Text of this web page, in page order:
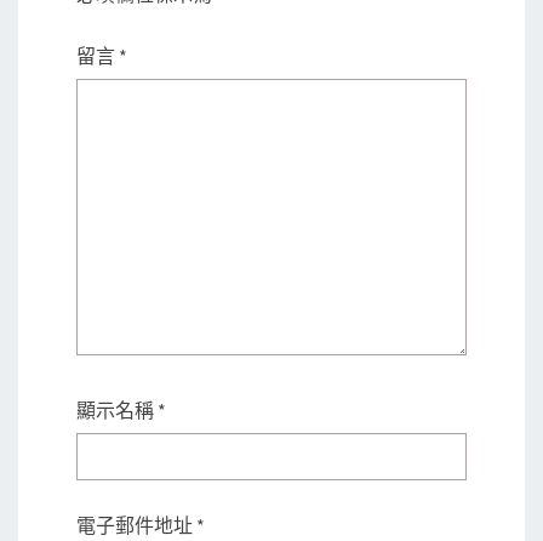
留言 *
顯示名稱 *
電子郵件地址 *